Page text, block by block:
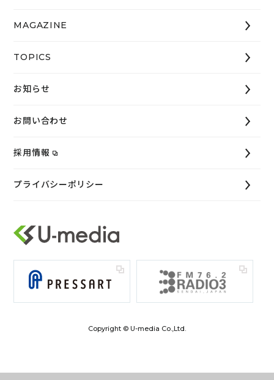
MAGAZINE
TOPICS
お知らせ
お問い合わせ
採用情報
プライバシーポリシー
Copyright © U-media Co.,Ltd.